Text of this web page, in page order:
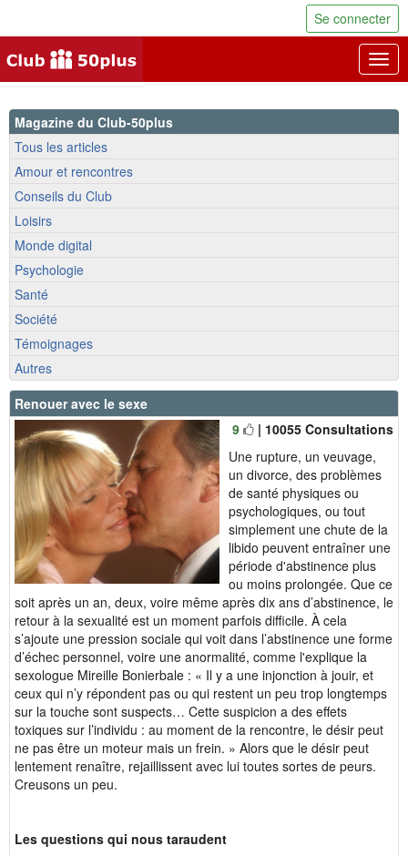
Se connecter
Magazine du Club-50plus
Tous les articles
Amour et rencontres
Conseils du Club
Loisirs
Monde digital
Psychologie
Santé
Société
Témoignages
Autres
Renouer avec le sexe
9
| 10055 Consultations
Une rupture, un veuvage,
un divorce, des problèmes
de santé physiques ou
psychologiques, ou tout
simplement une chute de la
libido peuvent entraîner une
période d'abstinence plus
ou moins prolongée. Que ce
soit après un an, deux, voire même après dix ans d’abstinence, le
retour à la sexualité est un moment parfois difficile. À cela
s’ajoute une pression sociale qui voit dans l’abstinence une forme
d’échec personnel, voire une anormalité, comme l'explique la
sexologue Mireille Bonierbale : « Il y a une injonction à jouir, et
ceux qui n’y répondent pas ou qui restent un peu trop longtemps
sur la touche sont suspects… Cette suspicion a des effets
toxiques sur l’individu : au moment de la rencontre, le désir peut
ne pas être un moteur mais un frein. » Alors que le désir peut
lentement renaître, rejaillissent avec lui toutes sortes de peurs.
Creusons un peu.
Les questions qui nous taraudent